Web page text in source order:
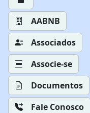
AABNB
Associados
Associe-se
Documentos
Fale Conosco